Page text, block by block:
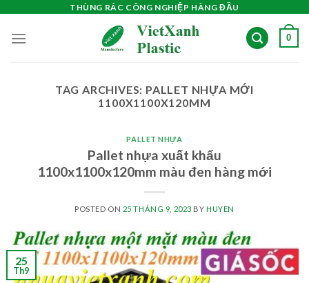
content
THÙNG RÁC CÔNG NGHIỆP HÀNG ĐẦU
0
TAG ARCHIVES: PALLET NHỰA MỚI
1100X1100X120MM
PALLET NHỰA
Pallet nhựa xuất khẩu
1100x1100x120mm màu đen hàng mới
POSTED ON 25 THÁNG 9, 2023 BY HUYEN
25
Th9